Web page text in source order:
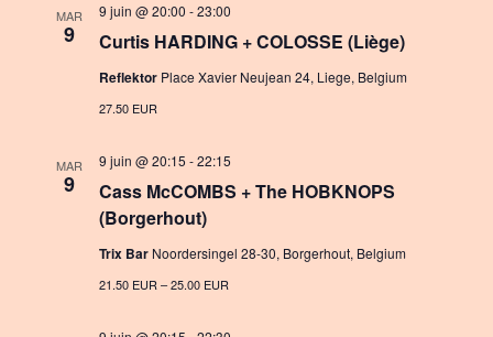
MAR
9 Curtis HARDING + COLOSSE (Liège)
9 juin @ 20:00 -23:00
Reflektor Place Xavier Neujean 24, Liege, Belgium
27.50 EUR
MAR
9
Cass McCOMBS + The HOBKNOPS
(Borgerhout)
9 juin @ 20:15 -22:15
Trix Bar Noordersingel 28-30, Borgerhout, Belgium
21.50 EUR – 25.00 EUR